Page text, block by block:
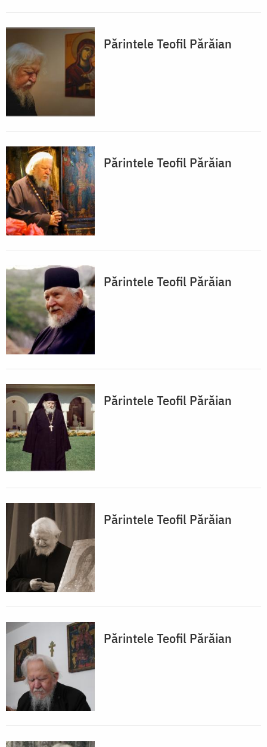
Părintele Teofil Părăian
Părintele Teofil Părăian
Părintele Teofil Părăian
Părintele Teofil Părăian
Părintele Teofil Părăian
Părintele Teofil Părăian